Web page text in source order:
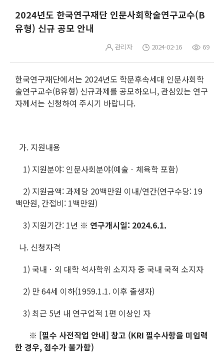
2024년도 한국연구재단 인문사회학술연구교수(B
유형) 신규 공모 안내
관리자 2024-02-16 69
한국연구재단에서는 2024년도 학문후속세대 인문사회학
술연구교수(B유형) 신규과제를 공모하오니, 관심있는 연구
자께서는 신청하여 주시기 바랍니다.
가. 지원내용
1) 지원분야: 인문사회분야(예술ㆍ체육학 포함)
2) 지원금액: 과제당 20백만원 이내/연간(연구수당: 19
백만원, 간접비: 1백만원)
3) 지원기간: 1년 ※ 연구개시일: 2024.6.1.
나. 신청자격
1) 국내ㆍ외 대학 석사학위 소지자 중 국내 국적 소지자
2) 만 64세 이하(1959.1.1. 이후 출생자)
3) 최근 5년 내 연구업적 1편 이상인 자
※ [필수 사전작업 안내] 참고 (KRI 필수사항을 미입력
한 경우, 접수가 불가함)